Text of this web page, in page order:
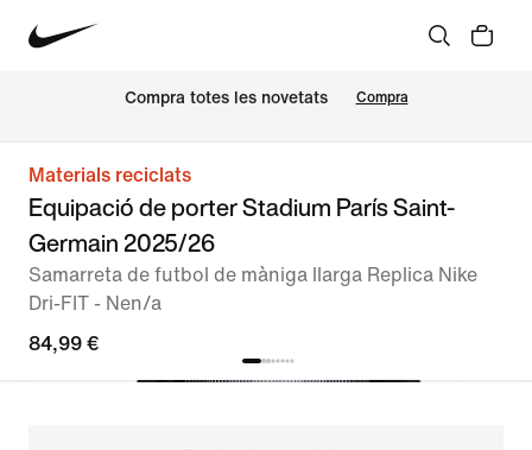
Compra totes les novetats Compra
Materials reciclats
Equipació de porter Stadium París Saint-
Germain 2025/26
Samarreta de futbol de màniga llarga Replica Nike
Dri-FIT - Nen/a
84,99 €